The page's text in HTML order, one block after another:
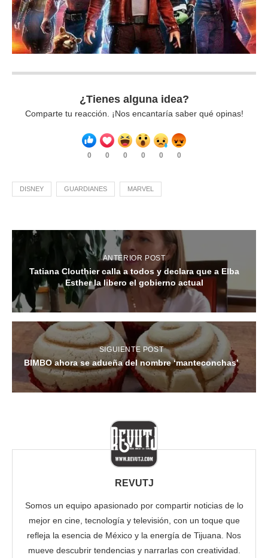
¿Tienes alguna idea?
Comparte tu reacción. ¡Nos encantaría saber qué opinas!
0 0 0 0 0 0
DISNEY GUARDIANES MARVEL
ANTERIOR POST
Tatiana Clouthier calla a todos y declara que a Elba
Esther la libero el gobierno actual
SIGUIENTE POST
BIMBO ahora se adueña del nombre ‘manteconchas’
REVUTJ
Somos un equipo apasionado por compartir noticias de lo
mejor en cine, tecnología y televisión, con un toque que
refleja la esencia de México y la energía de Tijuana. Nos
mueve descubrir tendencias y narrarlas con creatividad.